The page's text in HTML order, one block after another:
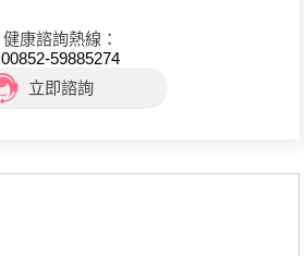
健康諮詢熱線：
00852-59885274
立即諮詢